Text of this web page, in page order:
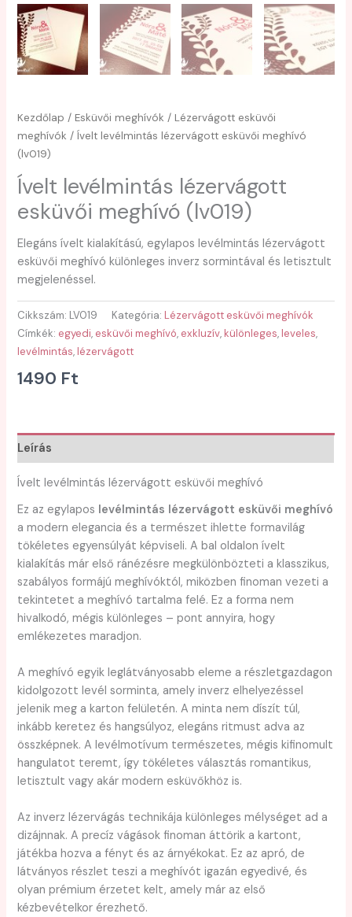
Kezdőlap /Esküvői meghívók /Lézervágott esküvői
meghívók / Ívelt levélmintás lézervágott esküvői meghívó
(lv019)
Ívelt levélmintás lézervágott
esküvői meghívó (lv019)
Elegáns ívelt kialakítású, egylapos levélmintás lézervágott
esküvői meghívó különleges inverz sormintával és letisztult
megjelenéssel.
Cikkszám: LV019 Kategória:Lézervágott esküvői meghívók
Címkék: egyedi, esküvői meghívó, exkluzív,különleges,leveles,
levélmintás,lézervágott
1490 Ft
Leírás
Ívelt levélmintás lézervágott esküvői meghívó
Ez az egylapos levélmintás lézervágott esküvői meghívó
a modern elegancia és a természet ihlette formavilág
tökéletes egyensúlyát képviseli. A bal oldalon ívelt
kialakítás már első ránézésre megkülönbözteti a klasszikus,
szabályos formájú meghívóktól, miközben finoman vezeti a
tekintetet a meghívó tartalma felé. Ez a forma nem
hivalkodó, mégis különleges – pont annyira, hogy
emlékezetes maradjon.
A meghívó egyik leglátványosabb eleme a részletgazdagon
kidolgozott levél sorminta, amely inverz elhelyezéssel
jelenik meg a karton felületén. A minta nem díszít túl,
inkább keretez és hangsúlyoz, elegáns ritmust adva az
összképnek. A levélmotívum természetes, mégis kifinomult
hangulatot teremt, így tökéletes választás romantikus,
letisztult vagy akár modern esküvőkhöz is.
Az inverz lézervágás technikája különleges mélységet ad a
dizájnnak. A precíz vágások finoman áttörik a kartont,
játékba hozva a fényt és az árnyékokat. Ez az apró, de
látványos részlet teszi a meghívót igazán egyedivé, és
olyan prémium érzetet kelt, amely már az első
kézbevételkor érezhető.